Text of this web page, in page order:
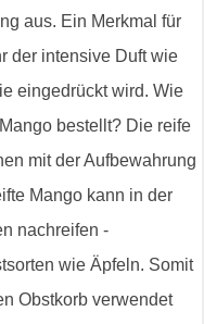
aus. Ein Merkmal für
der intensive Duft wie
eingedrückt wird. Wie
bestellt? Die reife
mit der Aufbewahrung
Mango kann in der
nachreifen -
wie Äpfeln. Somit
Obstkorb verwendet